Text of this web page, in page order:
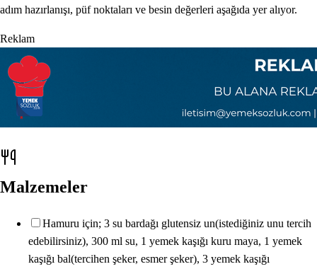
adım hazırlanışı, püf noktaları ve besin değerleri aşağıda yer alıyor.
Reklam
Malzemeler
Hamuru için; 3 su bardağı glutensiz un(istediğiniz unu tercih
edebilirsiniz), 300 ml su, 1 yemek kaşığı kuru maya, 1 yemek
kaşığı bal(tercihen şeker, esmer şeker), 3 yemek kaşığı